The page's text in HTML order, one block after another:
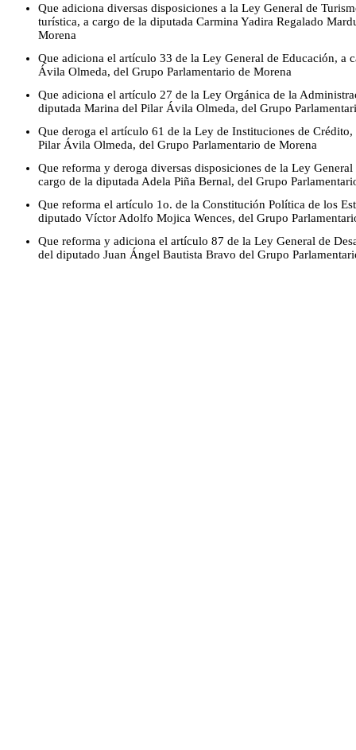
Que adiciona diversas disposiciones a la Ley General de
turística, a cargo de la diputada Carmina Yadira Regalado
Morena
Que adiciona el artículo 33 de la Ley General de Educación, a
Ávila Olmeda, del Grupo Parlamentario de Morena
Que adiciona el artículo 27 de la Ley Orgánica de la
diputada Marina del Pilar Ávila Olmeda, del Grupo
Que deroga el artículo 61 de la Ley de Instituciones de
Pilar Ávila Olmeda, del Grupo Parlamentario de Morena
Que reforma y deroga diversas disposiciones de la Ley
cargo de la diputada Adela Piña Bernal, del Grupo
Que reforma el artículo 1o. de la Constitución Política de los
diputado Víctor Adolfo Mojica Wences, del Grupo
Que reforma y adiciona el artículo 87 de la Ley General de
del diputado Juan Ángel Bautista Bravo del Grupo